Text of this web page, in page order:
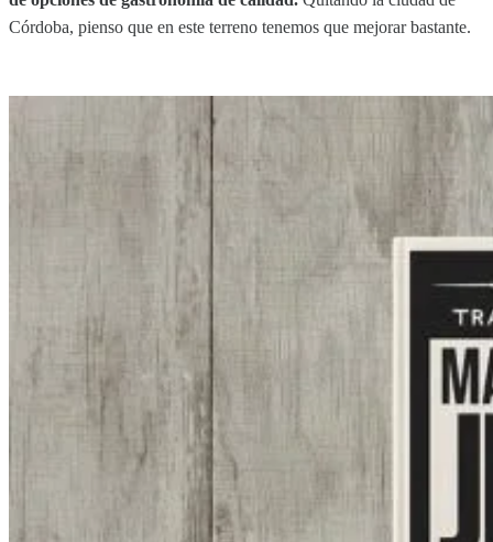
Córdoba, pienso que en este terreno tenemos que mejorar bastante.